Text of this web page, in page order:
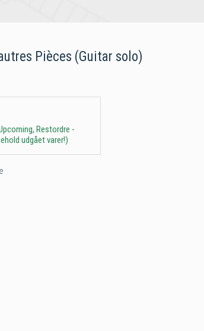
Pièces (Guitar solo)
Restordre -
udgået varer!)